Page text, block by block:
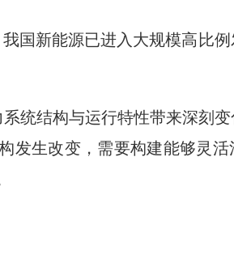
国新能源已进入大规模高比
统结构与运行特性带来深刻
发生改变，需要构建能够灵